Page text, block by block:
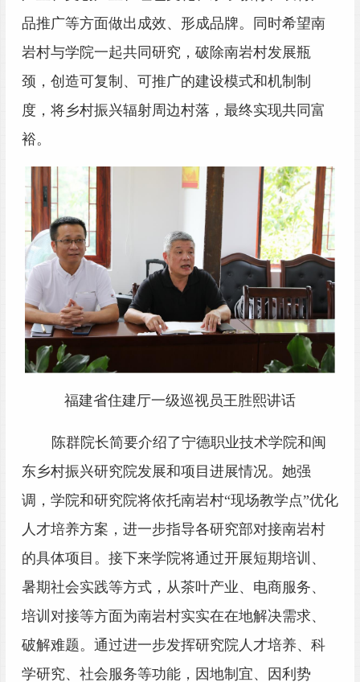
品推广等方面做出成效、形成品牌。同时希望南
岩村与学院一起共同研究，破除南岩村发展瓶
颈，创造可复制、可推广的建设模式和机制制
度，将乡村振兴辐射周边村落，最终实现共同富
裕。
福建省住建厅一级巡视员王胜熙讲话
陈群院长简要介绍了宁德职业技术学院和闽
东乡村振兴研究院发展和项目进展情况。她强
调，学院和研究院将依托南岩村“现场教学点”优化
人才培养方案，进一步指导各研究部对接南岩村
的具体项目。接下来学院将通过开展短期培训、
暑期社会实践等方式，从茶叶产业、电商服务、
培训对接等方面为南岩村实实在在地解决需求、
破解难题。通过进一步发挥研究院人才培养、科
学研究、社会服务等功能，因地制宜、因利势